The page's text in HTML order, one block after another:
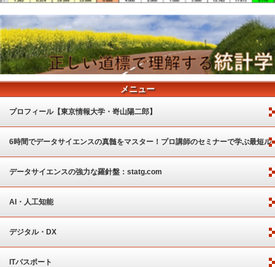
メニュー
プロフィール【東京情報大学・嵜山陽二郎】
6時間でデータサイエンスの真髄をマスター！プロ講師のセミナーで学ぶ最短ル
ート
データサイエンスの強力な羅針盤：statg.com
AI・人工知能
デジタル・DX
ITパスポート